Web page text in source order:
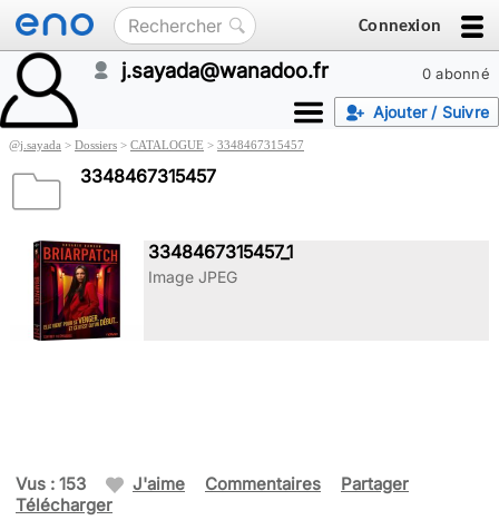
Connexion
0 abonné
j.sayada@wanadoo.fr
Ajouter / Suivre
@j.sayada > Dossiers > CATALOGUE > 3348467315457
3348467315457
3348467315457_1
Image JPEG
Vus : 153 J'aime Commentaires
Partager
Télécharger